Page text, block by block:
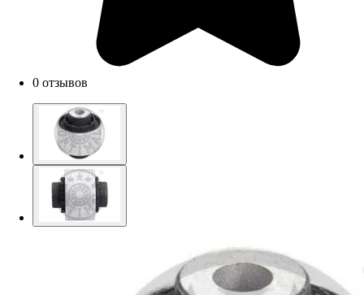
0 отзывов